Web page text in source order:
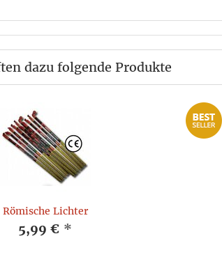
dazu folgende Produkte
Römische Lichter
5,99 € *